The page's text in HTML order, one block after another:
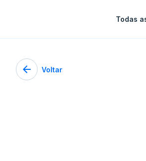
Todas
Voltar